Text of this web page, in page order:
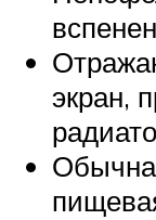
экран,